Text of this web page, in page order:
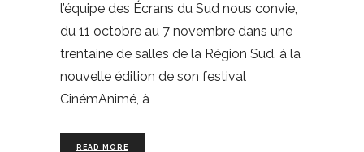
l’équipe des Écrans du Sud nous convie,
du 11 octobre au 7 novembre dans une
trentaine de salles de la Région Sud, à la
nouvelle édition de son festival
CinémAnimé, à
READ MORE